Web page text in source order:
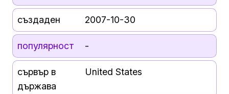
създаден 2007-10-30
популярност -
сървър в
държава
United States